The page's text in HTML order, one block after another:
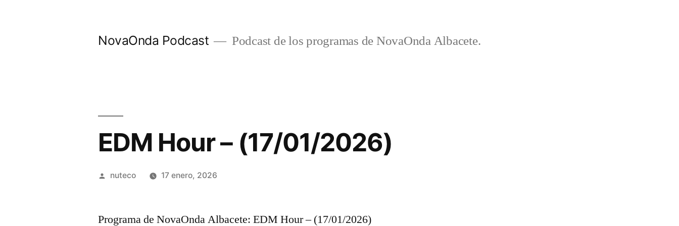
NovaOnda Podcast Podcast de los programas de NovaOnda Albacete.
EDM Hour – (17/01/2026)
Publicada
nuteco 17 enero, 2026
Programa de NovaOnda Albacete: EDM Hour – (17/01/2026)